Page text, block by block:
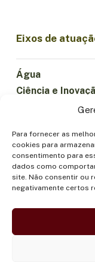
Para fornecer as
cookies para
consentimento para
dados como
site. Não consentir ou
negativamente certos
Eixos de
Água
Ciência e
Florestas e
Participação
Povos Indígenas